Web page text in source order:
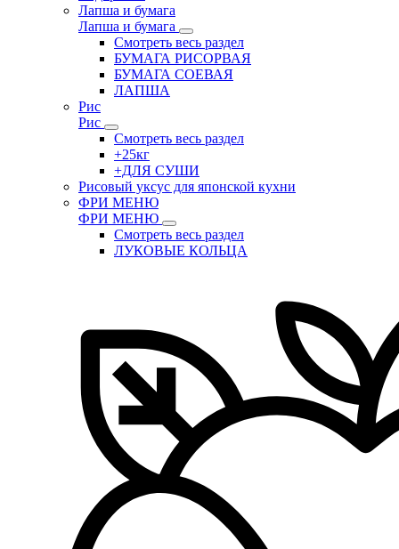
Лапша и бумага
Лапша и бумага
Смотреть весь раздел
БУМАГА РИСОРВАЯ
БУМАГА СОЕВАЯ
ЛАПША
Рис
Рис
Смотреть весь раздел
+25кг
+ДЛЯ СУШИ
Рисовый уксус для японской кухни
ФРИ МЕНЮ
ФРИ МЕНЮ
Смотреть весь раздел
ЛУКОВЫЕ КОЛЬЦА